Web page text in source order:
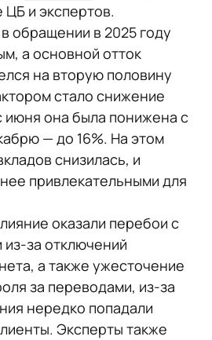
и экспертов.
обращении в 2025 году
а основной отток
на вторую половину
стало снижение
июня она была понижена с
— до 16%. На этом
снизилась, и
привлекательными для
оказали перебои с
за отключений
а также ужесточение
за переводами, из-за
нередко попадали
Эксперты также